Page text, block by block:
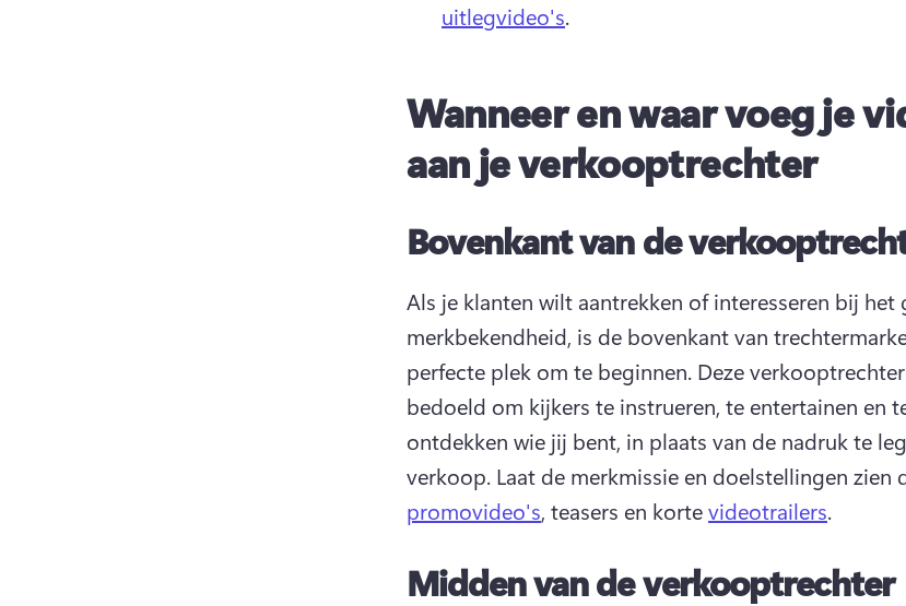
uitlegvideo's.
Wanneer en waar voeg je
aan je verkooptrechter
Bovenkant van de
Als je klanten wilt aantrekken of interesseren bij het
merkbekendheid, is de bovenkant van
perfecte plek om te beginnen. Deze
bedoeld om kijkers te instrueren, te entertainen en
ontdekken wie jij bent, in plaats van de nadruk te
verkoop. Laat de merkmissie en doelstellingen zien
promovideo's, teasers en korte videotrailers.
Midden van de verkooptrechter